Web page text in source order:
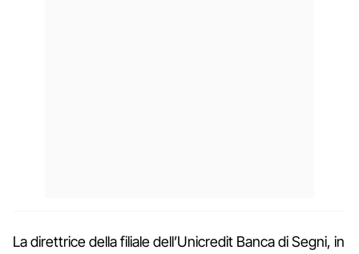
La direttrice della filiale dell’Unicredit Banca di Segni, in